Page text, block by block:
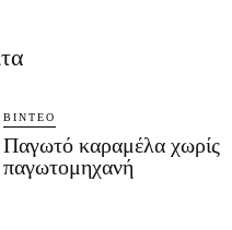
ΒΊΝΤΕΟ
Παγωτό καραμέλα χωρίς
παγωτομηχανή